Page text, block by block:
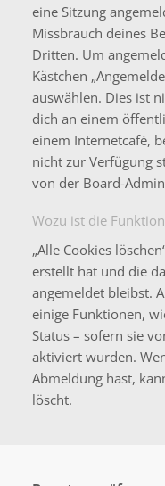
eine Sitzung
Missbrauch deines
Dritten. Um
Kästchen
auswählen. Dies ist
dich an einem
einem Internetcafé,
nicht zur Verfügung
von der Board-
Wozu ist die
„Alle Cookies
erstellt hat und die
angemeldet bleibst.
einige Funktionen,
Status – sofern sie
aktiviert wurden.
Abmeldung hast,
löscht.